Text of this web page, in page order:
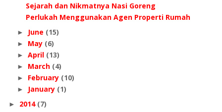
Sejarah dan Nikmatnya Nasi Goreng
Perlukah Menggunakan Agen Properti Rumah
► June (15)
► May (6)
► April (13)
► March (4)
► February (10)
► January (1)
► 2014 (7)